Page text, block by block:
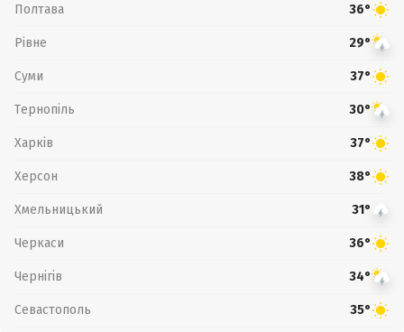
Полтава 36°
Рівне 29°
Суми 37°
Тернопіль 30°
Харків 37°
Херсон 38°
Хмельницький 31°
Черкаси 36°
Чернігів 34°
Севастополь 35°